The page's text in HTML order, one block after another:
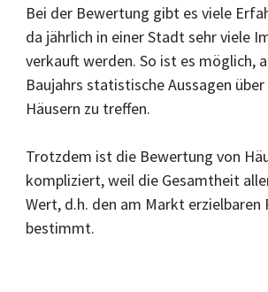
Bei der Bewertung gibt es viele
da jährlich in einer Stadt sehr viele
verkauft werden. So ist es möglich,
Baujahrs statistische Aussagen
Häusern zu treffen.
Trotzdem ist die Bewertung von
kompliziert, weil die Gesamtheit
Wert, d.h. den am Markt erzielbaren
bestimmt.